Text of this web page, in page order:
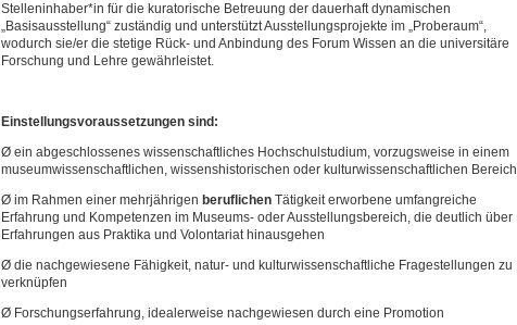
Stelleninhaber*in für die kuratorische Betreuung der dauerhaft dynamischen
„Basisausstellung“ zuständig und unterstützt Ausstellungsprojekte im „Proberaum“,
wodurch sie/er die stetige Rück- und Anbindung des Forum Wissen an die universitäre
Forschung und Lehre gewährleistet.
Einstellungsvoraussetzungen sind:
Ø ein abgeschlossenes wissenschaftliches Hochschulstudium, vorzugsweise in einem
museumwissenschaftlichen, wissenshistorischen oder kulturwissenschaftlichen Bereich
Ø im Rahmen einer mehrjährigen beruflichen Tätigkeit erworbene umfangreiche
Erfahrung und Kompetenzen im Museums- oder Ausstellungsbereich, die deutlich über
Erfahrungen aus Praktika und Volontariat hinausgehen
Ø die nachgewiesene Fähigkeit, natur- und kulturwissenschaftliche Fragestellungen zu
verknüpfen
Ø Forschungserfahrung, idealerweise nachgewiesen durch eine Promotion